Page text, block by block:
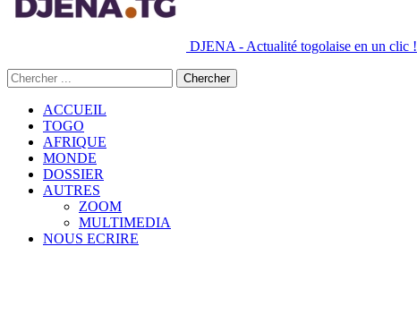
DJENA - Actualité togolaise en un clic !
ACCUEIL
TOGO
AFRIQUE
MONDE
DOSSIER
AUTRES
ZOOM
MULTIMEDIA
NOUS ECRIRE